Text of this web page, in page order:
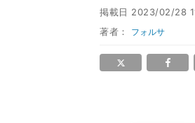
掲載日 2023/02/28
著者： フォルサ